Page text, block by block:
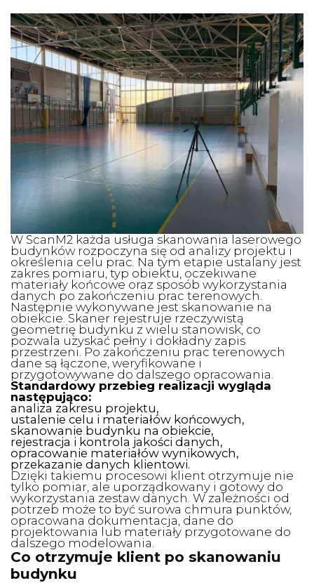
W ScanM2 każda usługa skanowania laserowego
budynków rozpoczyna się od analizy projektu i
określenia celu prac. Na tym etapie ustalany jest
zakres pomiaru, typ obiektu, oczekiwane
materiały końcowe oraz sposób wykorzystania
danych po zakończeniu prac terenowych.
Następnie wykonywane jest skanowanie na
obiekcie. Skaner rejestruje rzeczywistą
geometrię budynku z wielu stanowisk, co
pozwala uzyskać pełny i dokładny zapis
przestrzeni. Po zakończeniu prac terenowych
dane są łączone, weryfikowane i
przygotowywane do dalszego opracowania.
Standardowy przebieg realizacji wygląda
następująco:
analiza zakresu projektu,
ustalenie celu i materiałów końcowych,
skanowanie budynku na obiekcie,
rejestracja i kontrola jakości danych,
opracowanie materiałów wynikowych,
przekazanie danych klientowi.
Dzięki takiemu procesowi klient otrzymuje nie
tylko pomiar, ale uporządkowany i gotowy do
wykorzystania zestaw danych. W zależności od
potrzeb może to być surowa chmura punktów,
opracowana dokumentacja, dane do
projektowania lub materiały przygotowane do
dalszego modelowania.
Co otrzymuje klient po skanowaniu
budynku